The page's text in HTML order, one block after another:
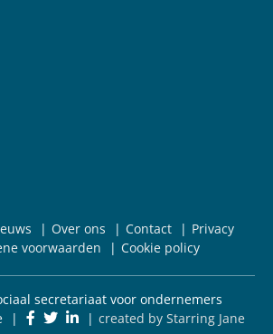
Over ons Contact
Privacy
voorwaarden
Cookie policy
secretariaat voor ondernemers
created by Starring Jane